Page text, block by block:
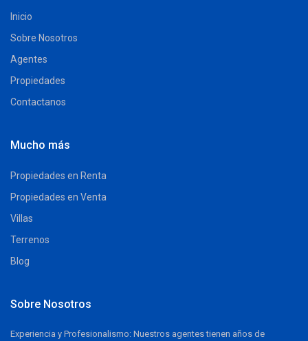
Inicio
Sobre Nosotros
Agentes
Propiedades
Contactanos
Mucho más
Propiedades en Renta
Propiedades en Venta
Villas
Terrenos
Blog
Sobre Nosotros
Experiencia y Profesionalismo: Nuestros agentes tienen años de